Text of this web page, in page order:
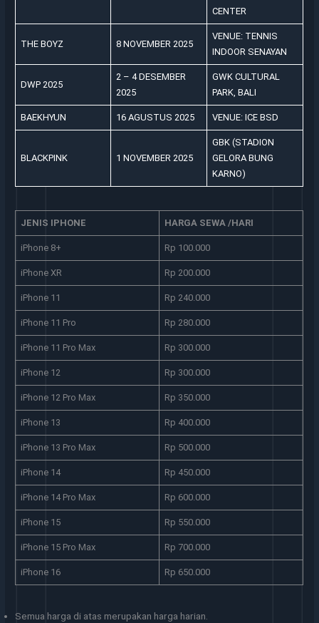
CENTER
THE BOYZ 8 NOVEMBER 2025
VENUE: TENNIS
INDOOR SENAYAN
DWP 2025
2 – 4 DESEMBER
2025
GWK CULTURAL
PARK, BALI
BAEKHYUN 16 AGUSTUS 2025 VENUE: ICE BSD
BLACKPINK 1 NOVEMBER 2025
GBK (STADION
GELORA BUNG
KARNO)
JENIS IPHONE HARGA SEWA /HARI
iPhone 8+ Rp 100.000
iPhone XR Rp 200.000
iPhone 11 Rp 240.000
iPhone 11 Pro Rp 280.000
iPhone 11 Pro Max Rp 300.000
iPhone 12 Rp 300.000
iPhone 12 Pro Max Rp 350.000
iPhone 13 Rp 400.000
iPhone 13 Pro Max Rp 500.000
iPhone 14 Rp 450.000
iPhone 14 Pro Max Rp 600.000
iPhone 15 Rp 550.000
iPhone 15 Pro Max Rp 700.000
iPhone 16 Rp 650.000
Semua harga di atas merupakan harga harian.